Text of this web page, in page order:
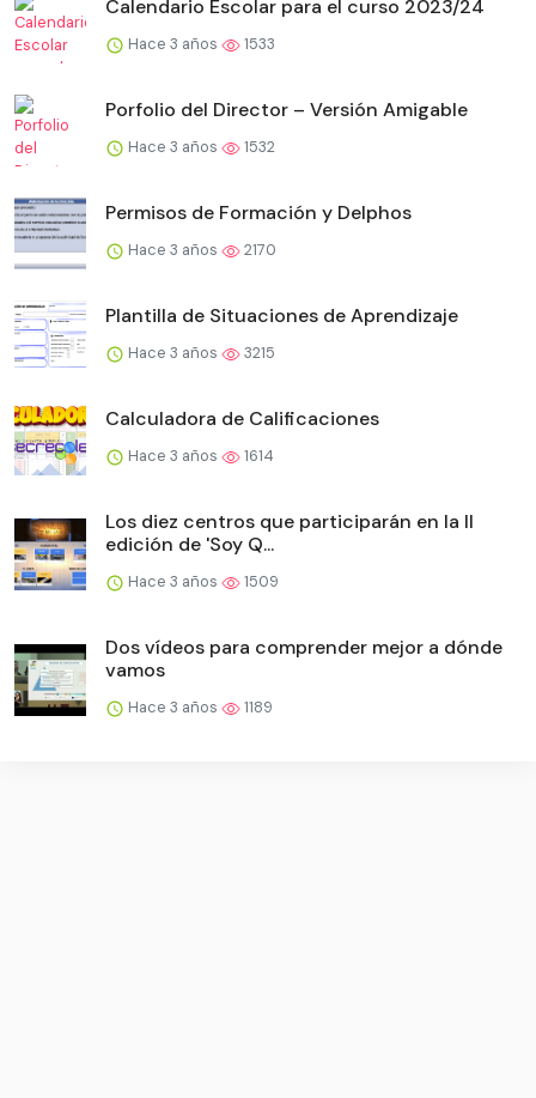
Calendario Escolar para el curso 2023/24
Hace 3 años 1533
Porfolio del Director – Versión Amigable
Hace 3 años 1532
Permisos de Formación y Delphos
Hace 3 años 2170
Plantilla de Situaciones de Aprendizaje
Hace 3 años 3215
Calculadora de Calificaciones
Hace 3 años 1614
Los diez centros que participarán en la II
edición de 'Soy Q...
Hace 3 años 1509
Dos vídeos para comprender mejor a dónde
vamos
Hace 3 años 1189